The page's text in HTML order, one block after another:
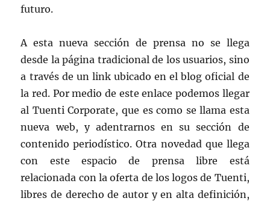
futuro.
A esta nueva sección de prensa no se llega
desde la página tradicional de los usuarios, sino
a través de un link ubicado en el blog oficial de
la red. Por medio de este enlace podemos llegar
al Tuenti Corporate, que es como se llama esta
nueva web, y adentrarnos en su sección de
contenido periodístico. Otra novedad que llega
con este espacio de prensa libre está
relacionada con la oferta de los logos de Tuenti,
libres de derecho de autor y en alta definición,